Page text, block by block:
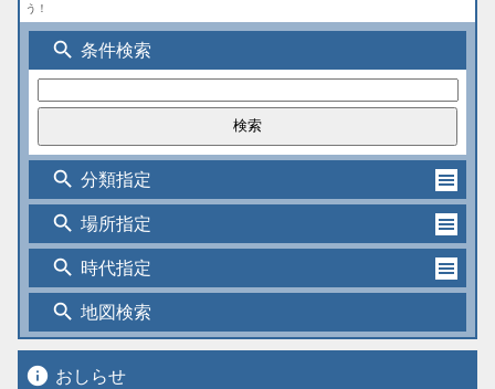
う！
search 条件検索
search 分類指定
search 場所指定
search 時代指定
search 地図検索
info おしらせ